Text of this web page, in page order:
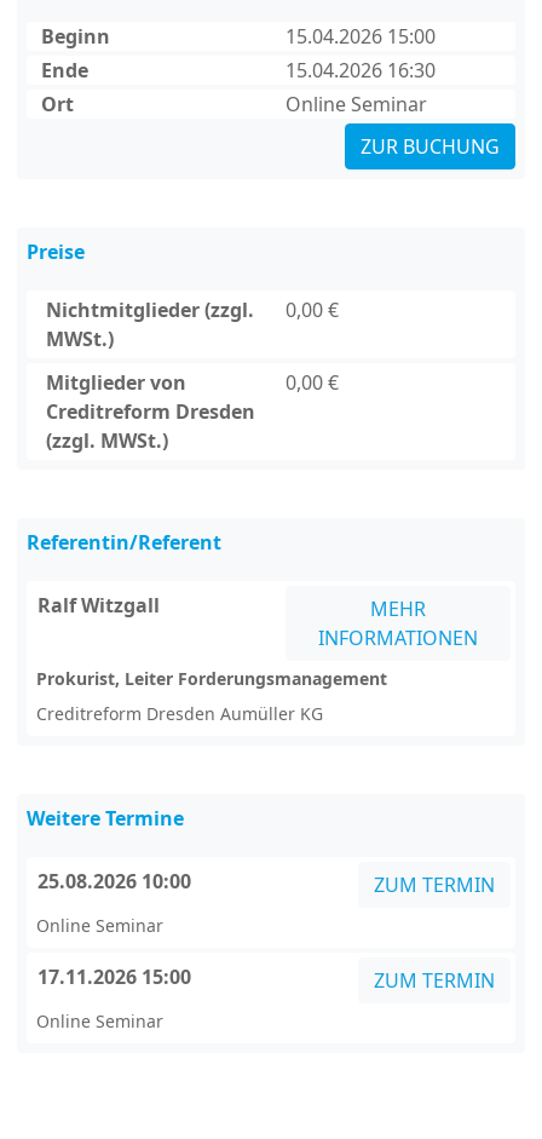
Beginn
15.04.2026 15:00
Ende
15.04.2026 16:30
Ort
Online Seminar
ZUR BUCHUNG
Preise
Nichtmitglieder (zzgl.
MWSt.)
0,00 €
Mitglieder von
Creditreform Dresden
(zzgl. MWSt.)
0,00 €
Referentin/Referent
Ralf Witzgall
MEHR
INFORMATIONEN
Prokurist, Leiter Forderungsmanagement
Creditreform Dresden Aumüller KG
Weitere Termine
25.08.2026 10:00 ZUM TERMIN
Online Seminar
17.11.2026 15:00 ZUM TERMIN
Online Seminar